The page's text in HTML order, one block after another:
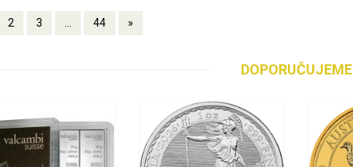
2 3 ... 44 »
DOPORUČUJEME